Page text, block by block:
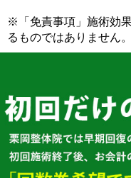
※「免責事項」施術効
るものではありません。